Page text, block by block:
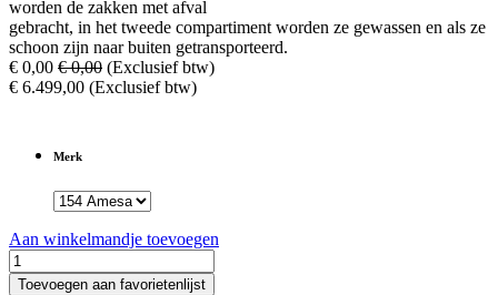
worden de zakken met afval
gebracht, in het tweede compartiment worden ze gewassen en als ze
schoon zijn naar buiten getransporteerd.
€ 0,00 €0,00 (Exclusief btw)
€ 6.499,00 (Exclusief btw)
Merk
Aan winkelmandje toevoegen
Toevoegen aan favorietenlijst